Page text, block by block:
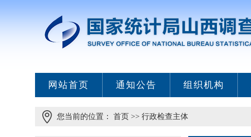
网站首页 通知公告 组织机构
您当前的位置： 首页 >> 行政检查主体